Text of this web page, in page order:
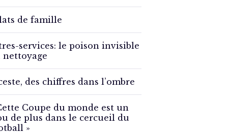
de famille
services: le poison invisible
nettoyage
des chiffres dans l’ombre
Coupe du monde est un
de plus dans le cercueil du
»